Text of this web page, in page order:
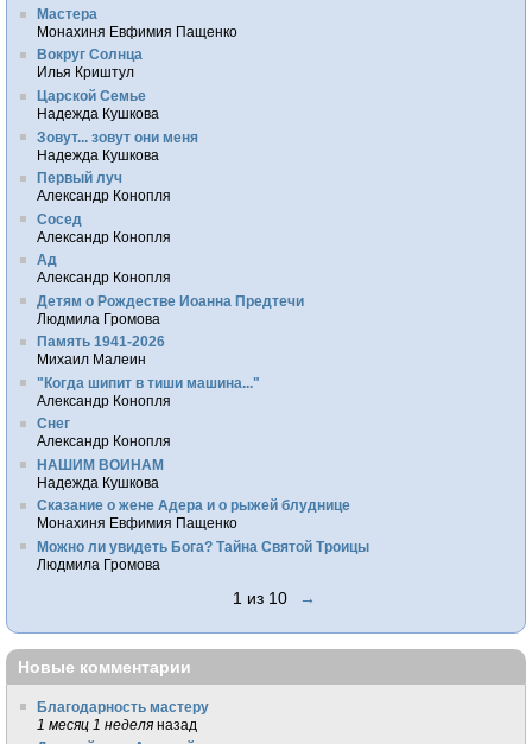
Мастера
Монахиня Евфимия Пащенко
Вокруг Солнца
Илья Криштул
Царской Семье
Надежда Кушкова
Зовут... зовут они меня
Надежда Кушкова
Первый луч
Александр Конопля
Сосед
Александр Конопля
Ад
Александр Конопля
Детям о Рождестве Иоанна Предтечи
Людмила Громова
Память 1941-2026
Михаил Малеин
"Когда шипит в тиши машина..."
Александр Конопля
Снег
Александр Конопля
НАШИМ ВОИНАМ
Надежда Кушкова
Сказание о жене Адера и о рыжей блуднице
Монахиня Евфимия Пащенко
Можно ли увидеть Бога? Тайна Святой Троицы
Людмила Громова
1 из 10 →
Новые комментарии
Благодарность мастеру
1 месяц 1 неделя назад